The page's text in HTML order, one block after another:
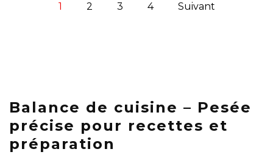
1 2 3 4 Suivant
Balance de cuisine – Pesée
précise pour recettes et
préparation